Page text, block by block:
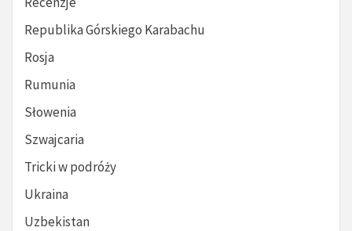
Republika Górskiego Karabachu
Rosja
Rumunia
Słowenia
Szwajcaria
Tricki w podróży
Ukraina
Uzbekistan